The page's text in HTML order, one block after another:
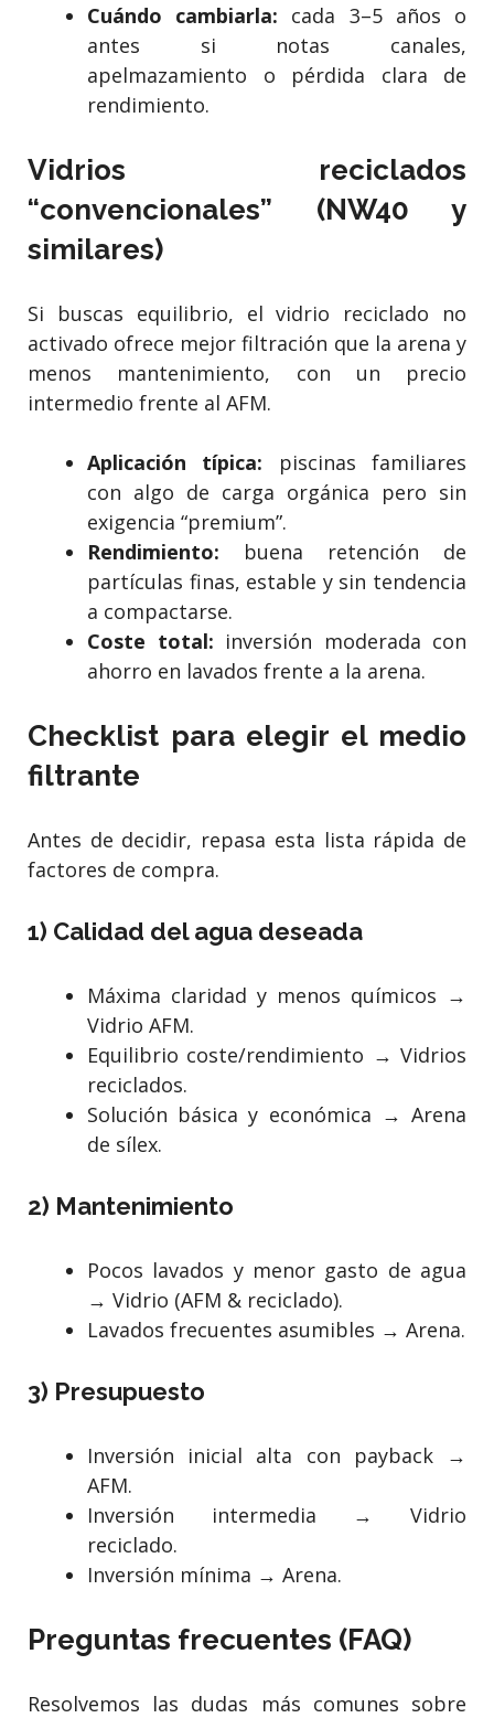
Cuándo cambiarla: cada 3–5 años o
antes si notas canales,
apelmazamiento o pérdida clara de
rendimiento.
Vidrios reciclados
“convencionales” (NW40 y
similares)
Si buscas equilibrio, el vidrio reciclado no
activado ofrece mejor filtración que la arena y
menos mantenimiento, con un precio
intermedio frente al AFM.
Aplicación típica: piscinas familiares
con algo de carga orgánica pero sin
exigencia “premium”.
Rendimiento: buena retención de
partículas finas, estable y sin tendencia
a compactarse.
Coste total: inversión moderada con
ahorro en lavados frente a la arena.
Checklist para elegir el medio
filtrante
Antes de decidir, repasa esta lista rápida de
factores de compra.
1) Calidad del agua deseada
Máxima claridad y menos químicos →
Vidrio AFM.
Equilibrio coste/rendimiento → Vidrios
reciclados.
Solución básica y económica → Arena
de sílex.
2) Mantenimiento
Pocos lavados y menor gasto de agua
→ Vidrio (AFM & reciclado).
Lavados frecuentes asumibles → Arena.
3) Presupuesto
Inversión inicial alta con payback →
AFM.
Inversión intermedia → Vidrio
reciclado.
Inversión mínima → Arena.
Preguntas frecuentes (FAQ)
Resolvemos las dudas más comunes sobre